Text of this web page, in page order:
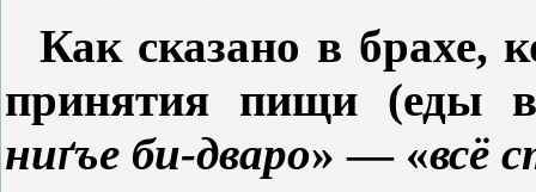
Как сказано в брахе,
принятия пищи (еды
ниґъе би-дваро» — «всё